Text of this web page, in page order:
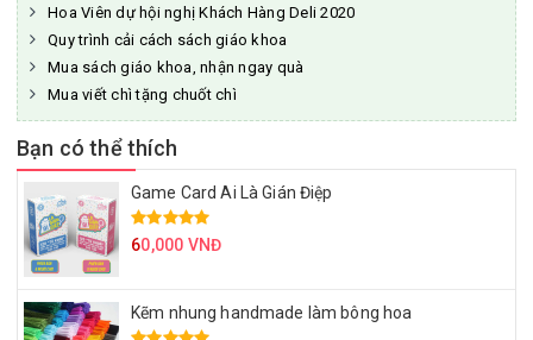
Hoa Viên dự hội nghị Khách Hàng Deli 2020
Quy trình cải cách sách giáo khoa
Mua sách giáo khoa, nhận ngay quà
Mua viết chì tặng chuốt chì
Bạn có thể thích
Game Card Ai Là Gián Điệp
60,000 VNĐ
Kẽm nhung handmade làm bông hoa